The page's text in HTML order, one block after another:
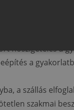
a
és
a
hőszigetelés a
a
a szállás
szakmai